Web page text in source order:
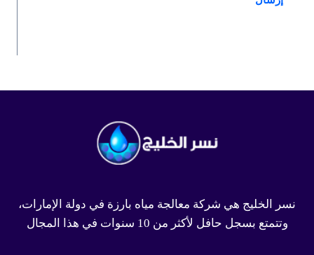
نسر الخليج هي شركة معالجة مياه بارزة في دولة الإمارات،
وتتمتع بسجل حافل لأكثر من 10 سنوات في هذا المجال